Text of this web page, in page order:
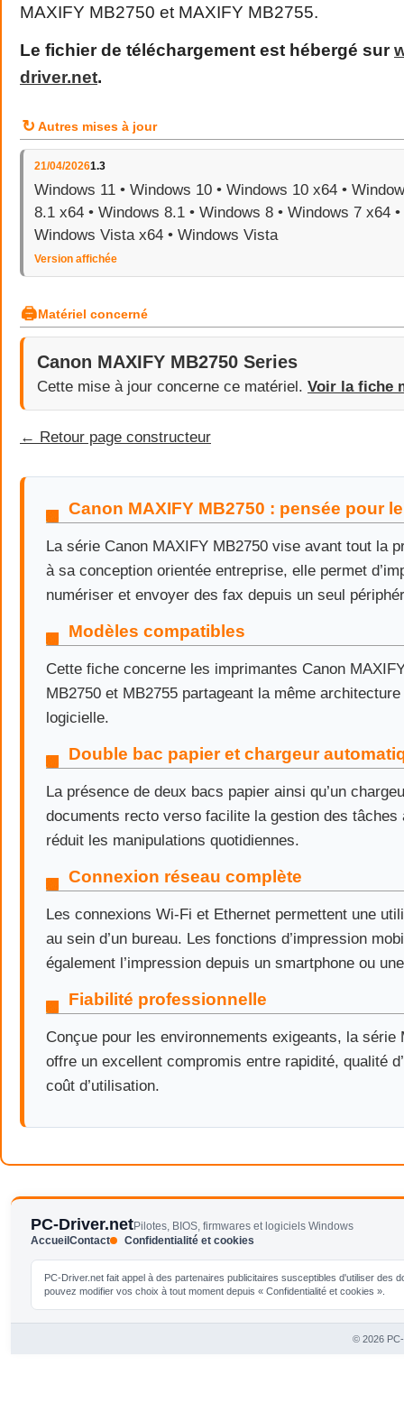
MAXIFY MB2750 et MAXIFY MB2755.
Le fichier de téléchargement est hébergé sur
driver.net.
↻ Autres mises à jour
21/04/20261.3
Windows 11 • Windows 10 • Windows 10 x64 •
8.1 x64 • Windows 8.1 • Windows 8 • Windows 7 x64
Windows Vista x64 • Windows Vista
Version affichée
🖨Matériel concerné
Canon MAXIFY MB2750 Series
Cette mise à jour concerne ce matériel. Voir la fiche
← Retour page constructeur
Canon MAXIFY MB2750 : pensée pour
La série Canon MAXIFY MB2750 vise avant tout la
à sa conception orientée entreprise, elle permet
numériser et envoyer des fax depuis un seul
Modèles compatibles
Cette fiche concerne les imprimantes Canon
MB2750 et MB2755 partageant la même
logicielle.
Double bac papier et chargeur
La présence de deux bacs papier ainsi qu’un
documents recto verso facilite la gestion des tâches
réduit les manipulations quotidiennes.
Connexion réseau complète
Les connexions Wi-Fi et Ethernet permettent une
au sein d’un bureau. Les fonctions d’impression
également l’impression depuis un smartphone ou
Fiabilité professionnelle
Conçue pour les environnements exigeants, la série
offre un excellent compromis entre rapidité, qualité
coût d’utilisation.
PC-Driver.netPilotes, BIOS, firmwares et logiciels Windows
Accueil Contact Confidentialité et cookies
PC-Driver.net fait appel à des partenaires publicitaires susceptibles d'utiliser
pouvez modifier vos choix à tout moment depuis « Confidentialité et cookies ».
© 2026